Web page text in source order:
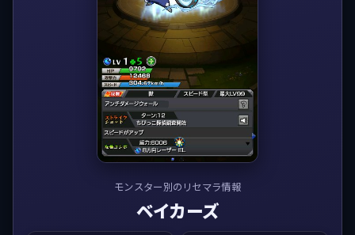
モンスター別のリセマラ情報
ベイカーズ